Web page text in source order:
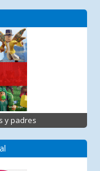
y padres